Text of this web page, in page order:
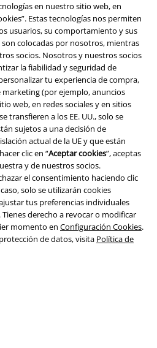
en nuestro sitio web, en
Estas tecnologías nos permiten
usuarios, su comportamiento y sus
colocadas por nosotros, mientras
socios. Nosotros y nuestros socios
la fiabilidad y seguridad de
tu experiencia de compra,
marketing (por ejemplo, anuncios
web, en redes sociales y en sitios
transfieren a los EE. UU., solo se
sujetos a una decisión de
actual de la UE y que están
clic en “Aceptar cookies”, aceptas
y de nuestros socios.
el consentimiento haciendo clic
solo se utilizarán cookies
tus preferencias individuales
Tienes derecho a revocar o modificar
momento en Configuración Cookies.
de datos, visita Política de
del medioambiente